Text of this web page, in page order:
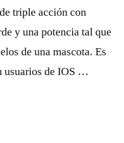
triple acción con
y una potencia tal que
de una mascota. Es
usuarios de IOS …